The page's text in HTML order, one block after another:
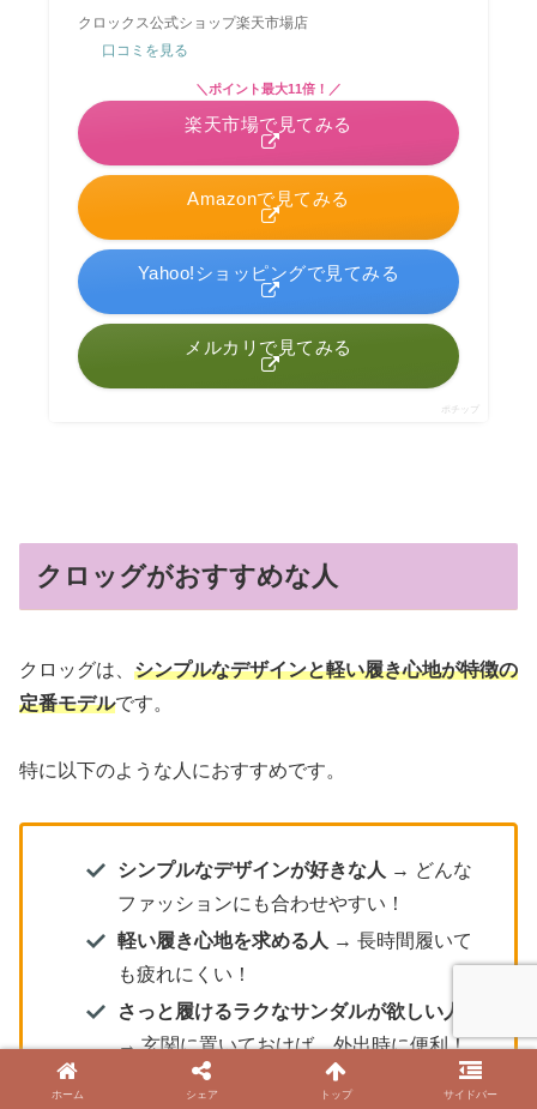
クロックス公式ショップ楽天市場店
口コミを見る
Amazonで見てみる
＼ポイント最大11倍！／
楽天市場で見てみる
Yahoo!ショッピングで見てみる
メルカリで見てみる
ポチップ
クロッグがおすすめな人
クロッグは、 シンプルなデザインと軽い履き心地が特徴の
定番モデルです。
特に以下のような人におすすめです。
シンプルなデザインが好きな人 → どんな
ファッションにも合わせやすい！
軽い履き心地を求める人 → 長時間履いて
も疲れにくい！
さっと履けるラクなサンダルが欲しい人
→ 玄関に置いておけば、外出時に便利！
水に濡れても気にならないサンダルが欲
ホーム シェア トップ サイドバー